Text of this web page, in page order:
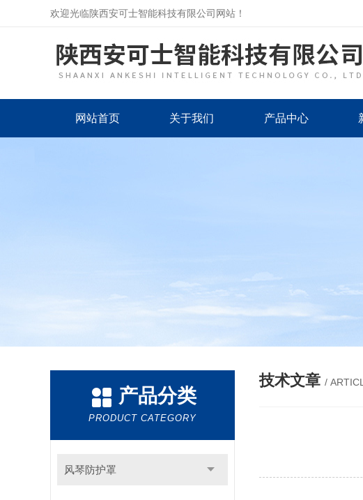
欢迎光临陕西安可士智能科技有限公司网站！
网站首页 关于我们 产品中心
产品分类
PRODUCT CATEGORY
风琴防护罩
技术文章 /